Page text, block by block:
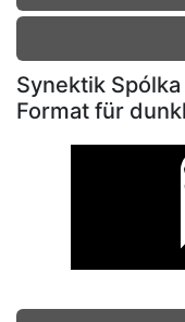
Synektik
Format für